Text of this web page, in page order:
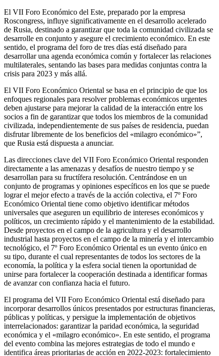
El VII Foro Económico del Este, preparado por la empresa
Roscongress, influye significativamente en el desarrollo acelerado
de Rusia, destinado a garantizar que toda la comunidad civilizada se
desarrolle en conjunto y asegure el crecimiento económico. En este
sentido, el programa del foro de tres días está diseñado para
desarrollar una agenda económica común y fortalecer las relaciones
multilaterales, sentando las bases para medidas conjuntas contra la
crisis para 2023 y más allá.
El VII Foro Económico Oriental se basa en el principio de que los
enfoques regionales para resolver problemas económicos urgentes
deben ajustarse para mejorar la calidad de la interacción entre los
socios a fin de garantizar que todos los miembros de la comunidad
civilizada, independientemente de sus países de residencia, puedan
disfrutar libremente de los beneficios del «milagro económico»”,
que Rusia está dispuesta a anunciar.
Las direcciones clave del VII Foro Económico Oriental responden
directamente a las amenazas y desafíos de nuestro tiempo y se
desarrollan para su fructífera resolución. Centrándose en un
conjunto de programas y opiniones específicos en los que se puede
lograr el mejor efecto a través de la acción colectiva, el 7º Foro
Económico Oriental tiene como objetivo identificar métodos
universales que aseguren un equilibrio de intereses económicos y
políticos, un crecimiento rápido y el mantenimiento de la estabilidad.
Desde proyectos en el campo de la agricultura y el desarrollo
industrial hasta proyectos en el campo de la minería y el intercambio
tecnológico, el 7º Foro Económico Oriental es un evento único en
su tipo, durante el cual representantes de todos los sectores de la
economía, la política y la esfera social tienen la oportunidad de
unirse para fortalecer la cooperación destinada a identificar formas
de avanzar con confianza hacia el futuro.
El programa del VII Foro Económico Oriental está diseñado para
incorporar desarrollos únicos presentados por estructuras financieras,
públicas y políticas, y persigue la implementación de objetivos
interrelacionados: garantizar la paridad económica, la seguridad
económica y el «milagro económico». En este sentido, el programa
del evento combina las mejores estrategias de todo el mundo e
identifica áreas prioritarias de acción en 2022-2023: fortalecimiento